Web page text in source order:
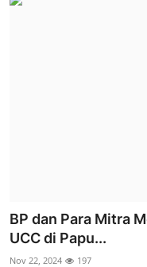
BP dan Para Mitra
UCC di Papu...
Nov 22, 2024 197